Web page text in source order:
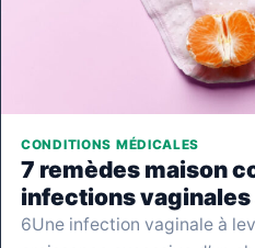
CONDITIONS MÉDICALES
7 remèdes maison
infections vaginales
6Une infection vaginale à